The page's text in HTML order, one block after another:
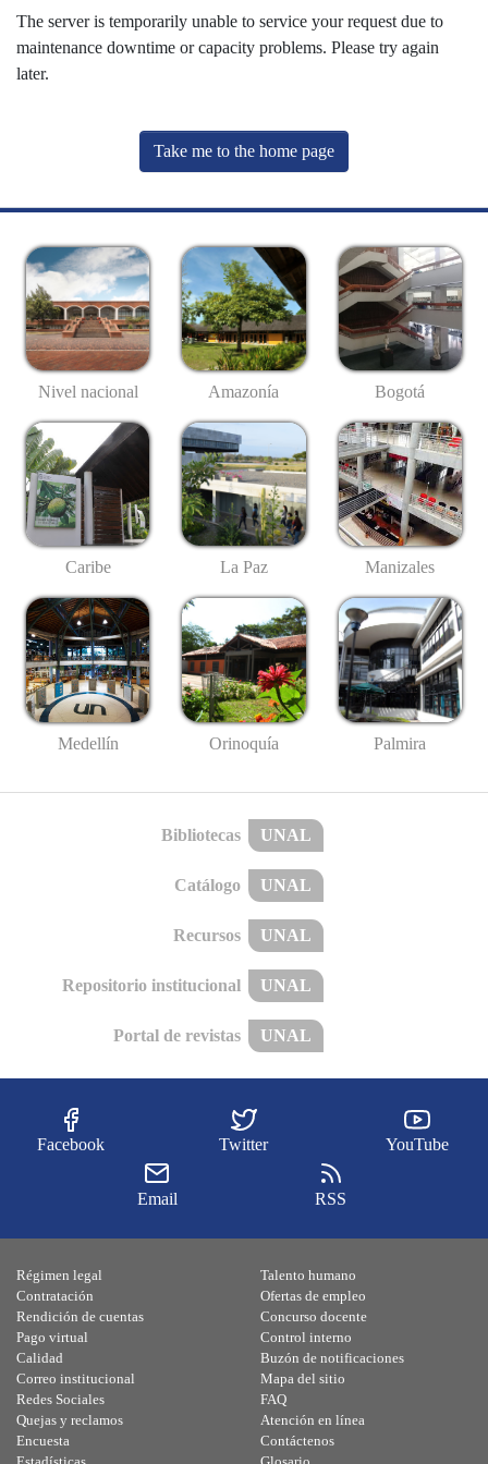
The server is temporarily unable to service your request due to
maintenance downtime or capacity problems. Please try again
later.
Take me to the home page
Nivel nacional Amazonía Bogotá
Caribe La Paz Manizales
Medellín Orinoquía Palmira
Bibliotecas UNAL
Catálogo UNAL
Recursos UNAL
Repositorio institucional UNAL
Portal de revistas UNAL
Facebook Twitter YouTube
Email RSS
Régimen legal
Contratación
Rendición de cuentas
Pago virtual
Calidad
Talento humano
Ofertas de empleo
Concurso docente
Control interno
Buzón de notificaciones
Correo institucional
Redes Sociales
Quejas y reclamos
Encuesta
Mapa del sitio
FAQ
Atención en línea
Contáctenos